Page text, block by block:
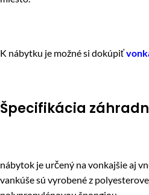
K nábytku je možné si dokúpiť
Špecifikácia
nábytok je určený na vonkajšie aj
vankúše sú vyrobené z